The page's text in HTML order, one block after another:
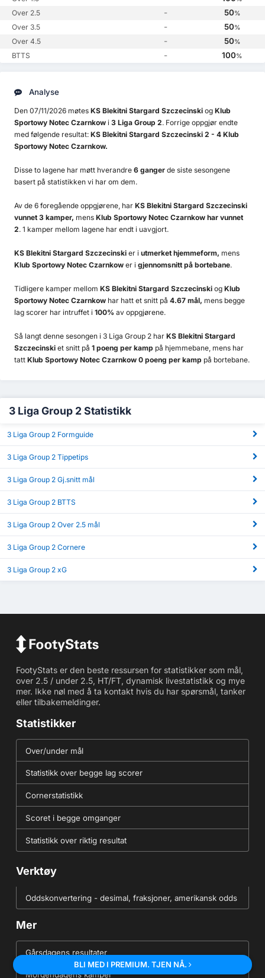
Over 2.5 - 50%
Over 3.5 - 50%
Over 4.5 - 50%
BTTS - 100%
Analyse
Den 07/11/2026 møtes KS Blekitni Stargard Szczecinski og Klub
Sportowy Notec Czarnkow i 3 Liga Group 2. Forrige oppgjør endte
med følgende resultat: KS Blekitni Stargard Szczecinski 2 - 4 Klub
Sportowy Notec Czarnkow.
Disse to lagene har møtt hverandre 6 ganger de siste sesongene
basert på statistikken vi har om dem.
Av de 6 foregående oppgjørene, har KS Blekitni Stargard Szczecinski
vunnet 3 kamper, mens Klub Sportowy Notec Czarnkow har vunnet
2. 1 kamper mellom lagene har endt i uavgjort.
KS Blekitni Stargard Szczecinski er i utmerket hjemmeform, mens
Klub Sportowy Notec Czarnkow er i gjennomsnitt på bortebane.
Tidligere kamper mellom KS Blekitni Stargard Szczecinski og Klub
Sportowy Notec Czarnkow har hatt et snitt på 4.67 mål, mens begge
lag scorer har intruffet i 100% av oppgjørene.
Så langt denne sesongen i 3 Liga Group 2 har KS Blekitni Stargard
Szczecinski et snitt på 1 poeng per kamp på hjemmebane, mens har
tatt Klub Sportowy Notec Czarnkow 0 poeng per kamp på bortebane.
3 Liga Group 2 Statistikk
3 Liga Group 2 Formguide
3 Liga Group 2 Tippetips
3 Liga Group 2 Gj.snitt mål
3 Liga Group 2 BTTS
3 Liga Group 2 Over 2.5 mål
3 Liga Group 2 Cornere
3 Liga Group 2 xG
FootyStats er den beste ressursen for statistikker som mål,
over 2.5 / under 2.5, HT/FT, dynamisk livestatistikk og mye
mer. Ikke nøl med å ta kontakt hvis du har spørsmål, tanker
eller tilbakemeldinger.
Statistikker
Over/under mål
Statistikk over begge lag scorer
Cornerstatistikk
Scoret i begge omganger
Statistikk over riktig resultat
Verktøy
Oddskonvertering - desimal, fraksjoner, amerikansk odds
Mer
Gårsdagens resultater
Morgendagens kamper
BLI MED I PREMIUM. TJEN NÅ.